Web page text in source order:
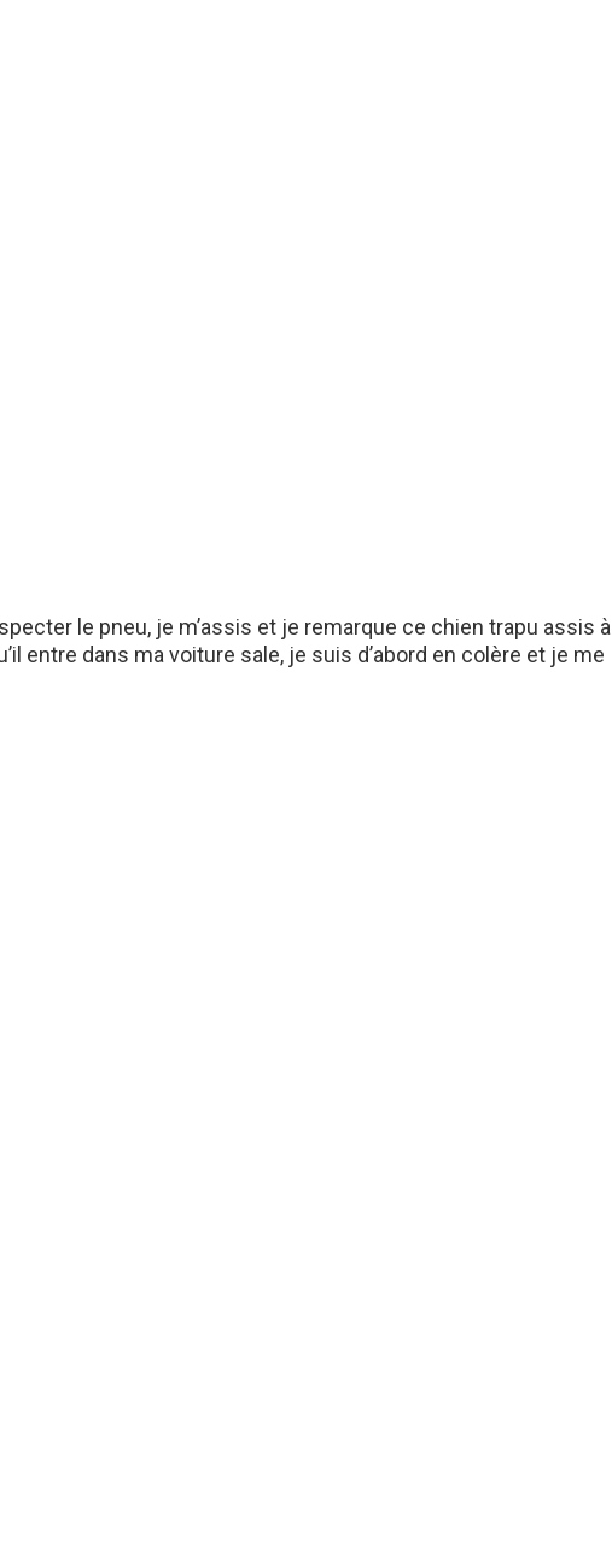
le pneu, je m’assis et je remarque ce chien trapu assis à
entre dans ma voiture sale, je suis d’abord en colère et je me